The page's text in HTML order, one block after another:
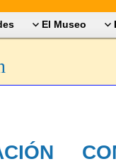
El Museo